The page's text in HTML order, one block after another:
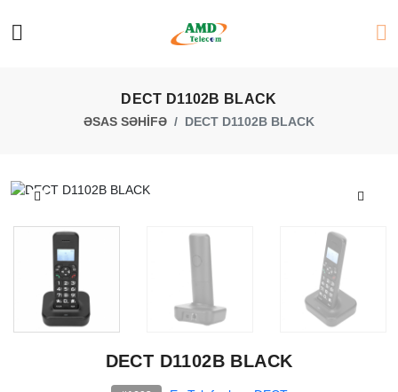
DECT D1102B BLACK
ƏSAS SƏHİFƏ DECT D1102B BLACK
DECT D1102B BLACK